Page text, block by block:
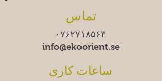
تماس
۰۷۶۲۷۱۸۵۶۳
info@ekoorient.se
ساعات کاری